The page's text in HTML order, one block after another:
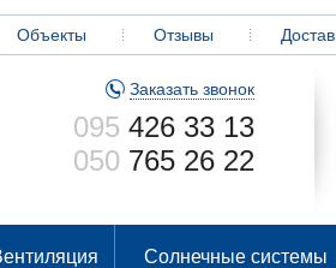
Объекты Отзывы
Заказать звонок
095 426 33 13
050 765 26 22
Солнечные системы